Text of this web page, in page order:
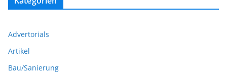
Advertorials
Artikel
Bau/Sanierung